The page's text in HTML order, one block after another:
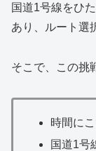
国道1号線をひ
あり、ルート選
そこで、この挑
時間に
国道1号